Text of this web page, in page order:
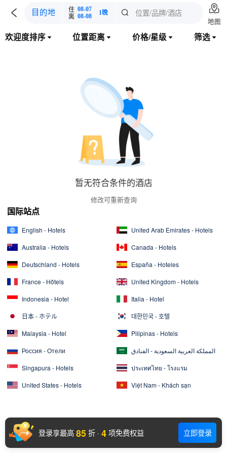
 目的地 住 08-07
离 08-08 1晚  位置/品牌/酒店 
地图
欢迎度排序 位置距离  价格/星级  筛选 
暂无符合条件的酒店
修改可重新查询
国际站点
English - Hotels
United Arab Emirates - Hotels
Australia - Hotels
Canada - Hotels
Deutschland - Hotels
España - Hoteles
France - Hôtels
United Kingdom - Hotels
Indonesia - Hotel
Italia - Hotel
日本 - ホテル
대한민국 - 호텔
Malaysia - Hotel
Pilipinas - Hotels
Россия - Отели
المملكة العربية السعودية - الفنادق
Singapura - Hotels
ประเทศไทย - โรงแรม
United States - Hotels
Việt Nam - Khách sạn
登录享最高 85 折 · 4 项免费权益 立即登录